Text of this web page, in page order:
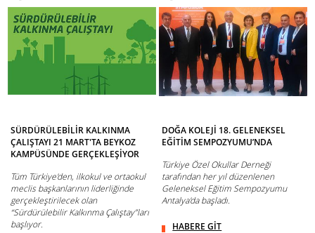
SÜRDÜRÜLEBİLİR KALKINMA
ÇALIŞTAYI 21 MART'TA BEYKOZ
KAMPÜSÜNDE GERÇEKLEŞİYOR
Tüm Türkiye'den, ilkokul ve ortaokul
meclis başkanlarının liderliğinde
gerçekleştirilecek olan
“Sürdürülebilir Kalkınma Çalıştay”ları
başlıyor.
DOĞA KOLEJİ 18. GELENEKSEL
EĞİTİM SEMPOZYUMU’NDA
Türkiye Özel Okullar Derneği
tarafından her yıl düzenlenen
Geleneksel Eğitim Sempozyumu
Antalya'da başladı.
HABERE GİT